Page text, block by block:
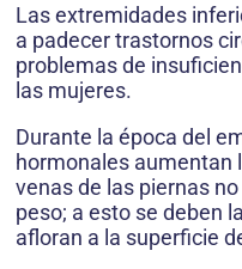
Las extremidades
a padecer trastornos
problemas de
las mujeres.
Durante la época del
hormonales aumentan
venas de las piernas
peso; a esto se deben
afloran a la superficie